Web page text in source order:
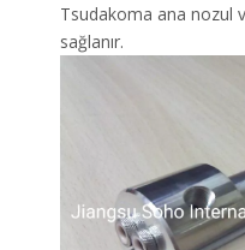
Tsudakoma ana nozul
sağlanır.